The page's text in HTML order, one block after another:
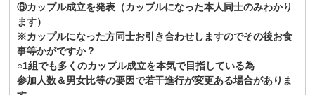
⑥カップル成立を発表（カップルになった本人同士のみわかり
ます）
※カップルになった方同士お引き合わせしますのでその後お食
事等かがですか？
○1組でも多くのカップル成立を本気で目指している為
参加人数＆男女比等の要因で若干進行が変更ある場合がありま